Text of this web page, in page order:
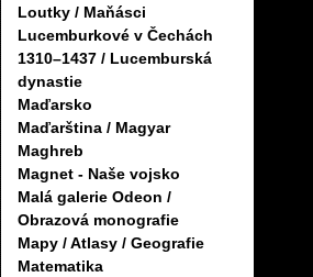
Loutky / Maňásci
Lucemburkové v Čechách
1310–1437 / Lucemburská
dynastie
Maďarsko
Maďarština / Magyar
Maghreb
Magnet - Naše vojsko
Malá galerie Odeon /
Obrazová monografie
Mapy / Atlasy / Geografie
Matematika